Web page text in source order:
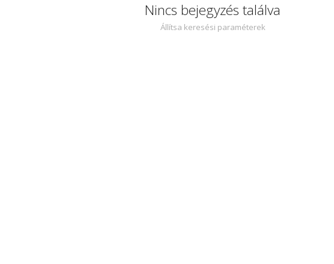
Nincs bejegyzés találva
Állítsa keresési paraméterek